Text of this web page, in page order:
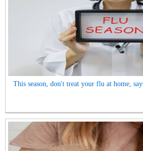
This season, don't treat your flu at home,